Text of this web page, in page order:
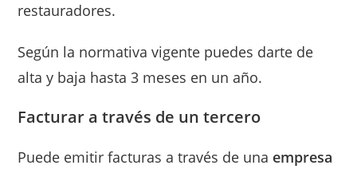
restauradores.
Según la normativa vigente puedes darte de
alta y baja hasta 3 meses en un año.
Facturar a través de un tercero
Puede emitir facturas a través de una empresa